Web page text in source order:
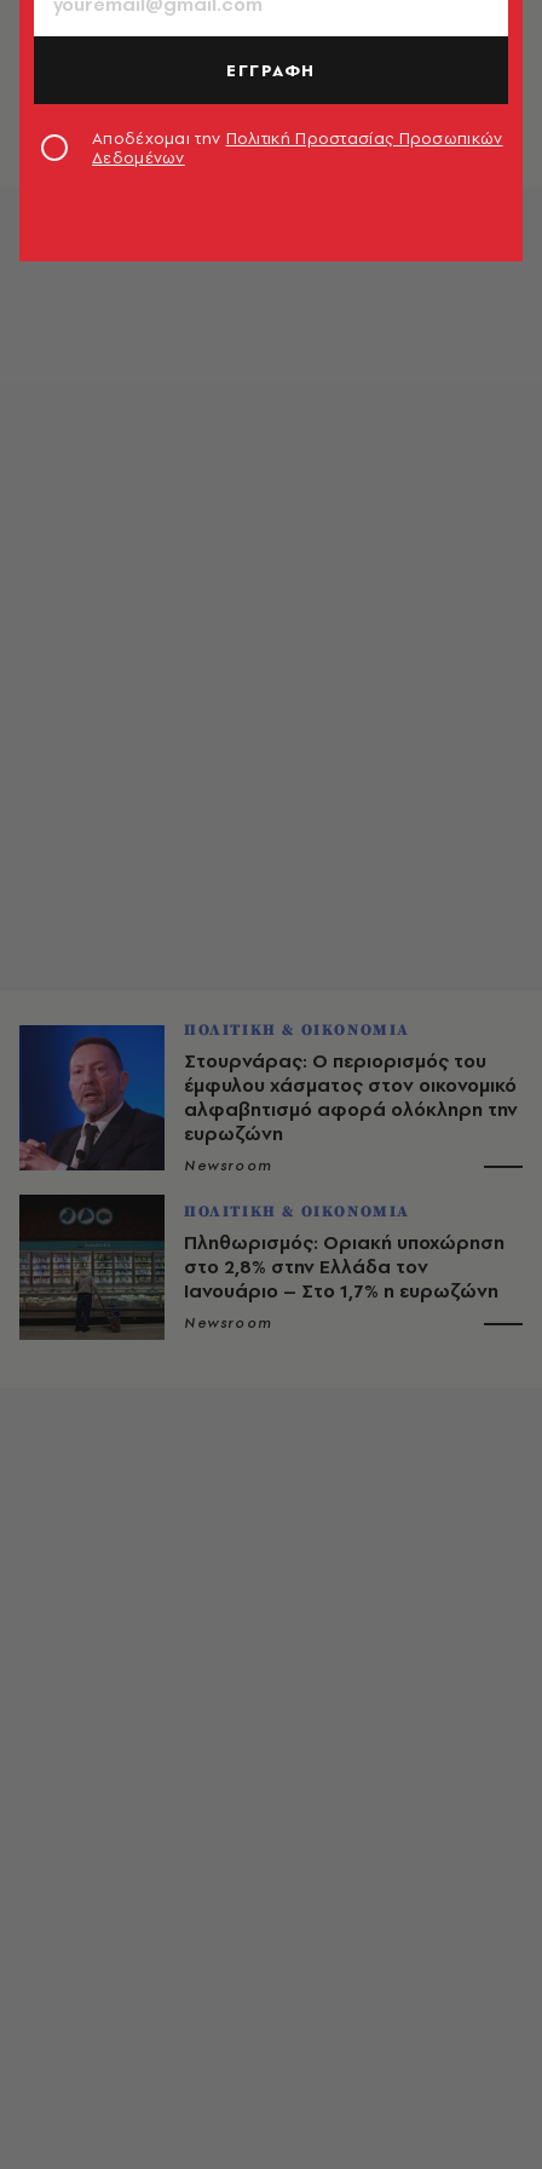
ενοποίησης περνά από τις
Newsroom
ΠΟΛΙΤΙΚΗ & ΟΙΚΟΝΟΜΙΑ
Στουρνάρας: Ο περιορισμός του
έμφυλου χάσματος στον οικονομικό
αλφαβητισμό αφορά ολόκληρη την
ευρωζώνη
Newsroom
ΠΟΛΙΤΙΚΗ & ΟΙΚΟΝΟΜΙΑ
Πληθωρισμός: Οριακή υποχώρηση
στο 2,8% στην Ελλάδα τον
Ιανουάριο – Στο 1,7% η ευρωζώνη
Newsroom
ΕΓΓΡΑΦΗ
Αποδέχομαι την Πολιτική Προστασίας Προσωπικών
Δεδομένων